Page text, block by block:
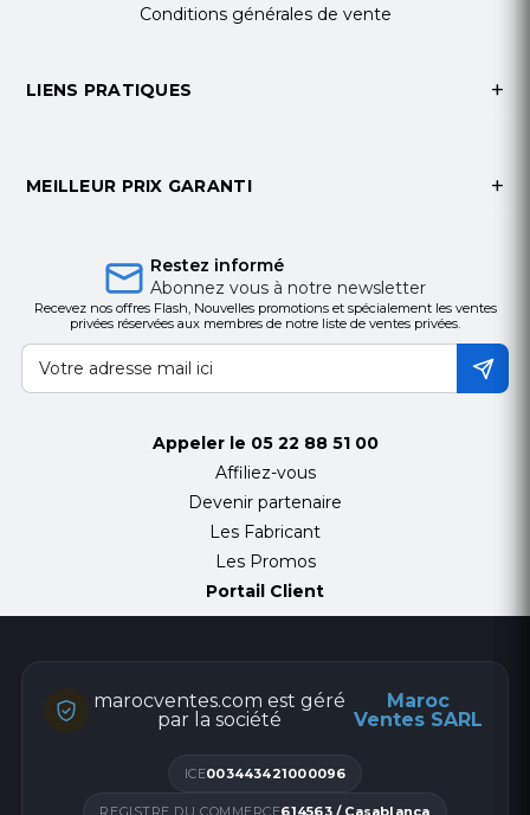
Conditions générales de vente
LIENS PRATIQUES
MEILLEUR PRIX GARANTI
Restez informé
Abonnez vous à notre newsletter
Recevez nos offres Flash, Nouvelles promotions et spécialement les ventes
privées réservées aux membres de notre liste de ventes privées.
Appeler le 05 22 88 51 00
Affiliez-vous
Devenir partenaire
Les Fabricant
Les Promos
Portail Client
marocventes.com est géré
par la société
Maroc
Ventes SARL
ICE003443421000096
REGISTRE DU COMMERCE614563 / Casablanca